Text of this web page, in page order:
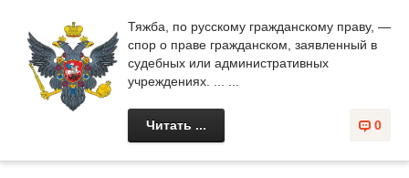
Тяжба, по русскому гражданскому праву, —
спор о праве гражданском, заявленный в
судебных или административных
учреждениях. ... ...
0
Читать ...